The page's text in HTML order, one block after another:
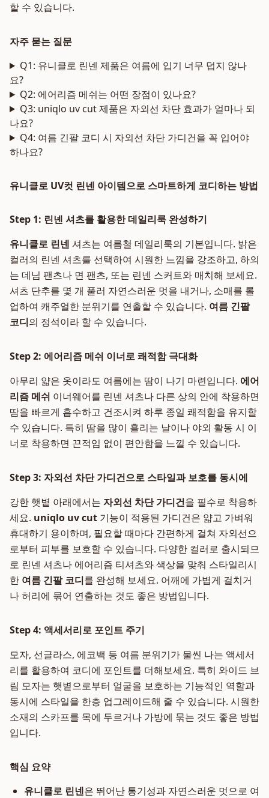
할 수 있습니다.
자주 묻는 질문
Q1: 유니클로 린넨 제품은 여름에 입기 너무 덥지 않나
요?
Q2: 에어리즘 메쉬는 어떤 장점이 있나요?
Q3: uniqlo uv cut 제품은 자외선 차단 효과가 얼마나 되
나요?
Q4: 여름 긴팔 코디 시 자외선 차단 가디건을 꼭 입어야
하나요?
유니클로 UV컷 린넨 아이템으로 스마트하게 코디하는 방법
Step 1: 린넨 셔츠를 활용한 데일리룩 완성하기
유니클로 린넨 셔츠는 여름철 데일리룩의 기본입니다. 밝은
컬러의 린넨 셔츠를 선택하여 시원한 느낌을 강조하고, 하의
는 데님 팬츠나 면 팬츠, 또는 린넨 스커트와 매치해 보세요.
셔츠 단추를 몇 개 풀러 자연스러운 멋을 내거나, 소매를 롤
업하여 캐주얼한 분위기를 연출할 수 있습니다. 여름 긴팔
코디의 정석이라 할 수 있습니다.
Step 2: 에어리즘 메쉬 이너로 쾌적함 극대화
아무리 얇은 옷이라도 여름에는 땀이 나기 마련입니다. 에어
리즘 메쉬 이너웨어를 린넨 셔츠나 다른 상의 안에 착용하면
땀을 빠르게 흡수하고 건조시켜 하루 종일 쾌적함을 유지할
수 있습니다. 특히 땀을 많이 흘리는 날이나 야외 활동 시 이
너로 착용하면 끈적임 없이 편안함을 느낄 수 있습니다.
Step 3: 자외선 차단 가디건으로 스타일과 보호를 동시에
강한 햇볕 아래에서는 자외선 차단 가디건을 필수로 착용하
세요. uniqlo uv cut 기능이 적용된 가디건은 얇고 가벼워
휴대하기 용이하며, 필요할 때마다 간편하게 걸쳐 자외선으
로부터 피부를 보호할 수 있습니다. 다양한 컬러로 출시되므
로 린넨 셔츠나 에어리즘 티셔츠와 색상을 맞춰 스타일리시
한 여름 긴팔 코디를 완성해 보세요. 어깨에 가볍게 걸치거
나 허리에 묶어 연출하는 것도 좋은 방법입니다.
Step 4: 액세서리로 포인트 주기
모자, 선글라스, 에코백 등 여름 분위기가 물씬 나는 액세서
리를 활용하여 코디에 포인트를 더해보세요. 특히 와이드 브
림 모자는 햇볕으로부터 얼굴을 보호하는 기능적인 역할과
동시에 스타일을 한층 업그레이드해 줄 수 있습니다. 시원한
소재의 스카프를 목에 두르거나 가방에 묶는 것도 좋은 방법
입니다.
핵심 요약
유니클로 린넨은 뛰어난 통기성과 자연스러운 멋으로 여